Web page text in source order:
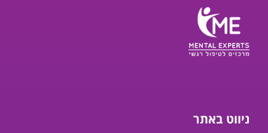
ניווט באתר